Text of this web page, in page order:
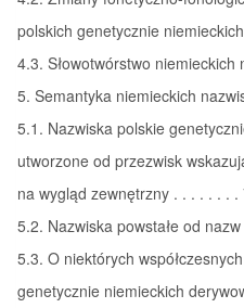
polskich genetycznie
4.3. Słowotwórstwo niemieckich
5. Semantyka niemieckich
5.1. Nazwiska polskie
utworzone od przezwisk
na wygląd zewnętrzny . . . . . . . .
5.2. Nazwiska powstałe od
5.3. O niektórych
genetycznie niemieckich